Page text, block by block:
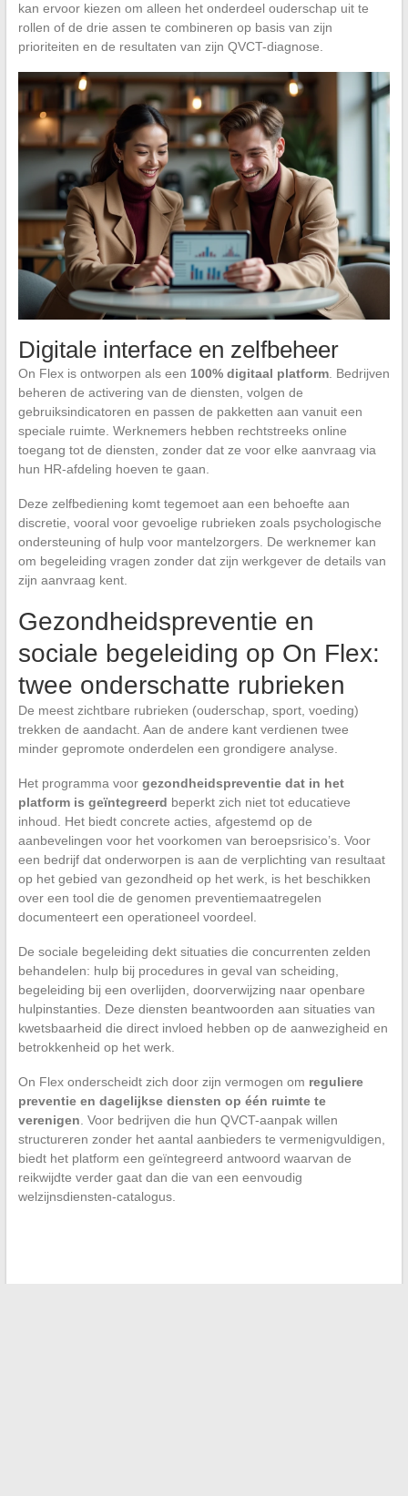
kan ervoor kiezen om alleen het onderdeel ouderschap uit te
rollen of de drie assen te combineren op basis van zijn
prioriteiten en de resultaten van zijn QVCT-diagnose.
Digitale interface en zelfbeheer
On Flex is ontworpen als een 100% digitaal platform. Bedrijven
beheren de activering van de diensten, volgen de
gebruiksindicatoren en passen de pakketten aan vanuit een
speciale ruimte. Werknemers hebben rechtstreeks online
toegang tot de diensten, zonder dat ze voor elke aanvraag via
hun HR-afdeling hoeven te gaan.
Deze zelfbediening komt tegemoet aan een behoefte aan
discretie, vooral voor gevoelige rubrieken zoals psychologische
ondersteuning of hulp voor mantelzorgers. De werknemer kan
om begeleiding vragen zonder dat zijn werkgever de details van
zijn aanvraag kent.
Gezondheidspreventie en
sociale begeleiding op On Flex:
twee onderschatte rubrieken
De meest zichtbare rubrieken (ouderschap, sport, voeding)
trekken de aandacht. Aan de andere kant verdienen twee
minder gepromote onderdelen een grondigere analyse.
Het programma voor gezondheidspreventie dat in het
platform is geïntegreerd beperkt zich niet tot educatieve
inhoud. Het biedt concrete acties, afgestemd op de
aanbevelingen voor het voorkomen van beroepsrisico’s. Voor
een bedrijf dat onderworpen is aan de verplichting van resultaat
op het gebied van gezondheid op het werk, is het beschikken
over een tool die de genomen preventiemaatregelen
documenteert een operationeel voordeel.
De sociale begeleiding dekt situaties die concurrenten zelden
behandelen: hulp bij procedures in geval van scheiding,
begeleiding bij een overlijden, doorverwijzing naar openbare
hulpinstanties. Deze diensten beantwoorden aan situaties van
kwetsbaarheid die direct invloed hebben op de aanwezigheid en
betrokkenheid op het werk.
On Flex onderscheidt zich door zijn vermogen om reguliere
preventie en dagelijkse diensten op één ruimte te
verenigen. Voor bedrijven die hun QVCT-aanpak willen
structureren zonder het aantal aanbieders te vermenigvuldigen,
biedt het platform een geïntegreerd antwoord waarvan de
reikwijdte verder gaat dan die van een eenvoudig
welzijnsdiensten-catalogus.